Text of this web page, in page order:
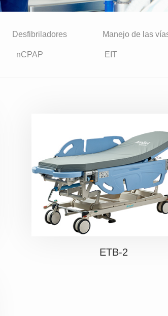
Desfibriladores Manejo de las
nCPAP EIT
ETB-2